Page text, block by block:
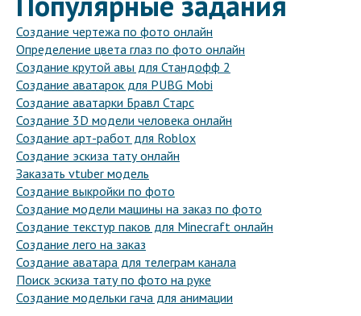
Создание чертежа по фото онлайн
Определение цвета глаз по фото онлайн
Создание крутой авы для Стандофф 2
Создание аватарок для PUBG Mobi
Создание аватарки Бравл Старс
Создание 3D модели человека онлайн
Создание арт-работ для Roblox
Создание эскиза тату онлайн
Заказать vtuber модель
Создание выкройки по фото
Создание модели машины на заказ по фото
Создание текстур паков для Minecraft онлайн
Создание лего на заказ
Создание аватара для телеграм канала
Поиск эскиза тату по фото на руке
Создание модельки гача для анимации